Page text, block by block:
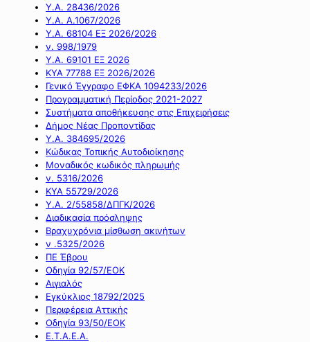
Υ.Α. 28436/2026
Υ.Α. Α.1067/2026
Υ.Α. 68104 ΕΞ 2026/2026
ν. 998/1979
Υ.Α. 69101 ΕΞ 2026
ΚΥΑ 77788 ΕΞ 2026/2026
Γενικό Έγγραφο ΕΦΚΑ 1094233/2026
Προγραμματική Περίοδος 2021-2027
Συστήματα αποθήκευσης στις Επιχειρήσεις
Δήμος Νέας Προποντίδας
Υ.Α. 384695/2026
Κώδικας Τοπικής Αυτοδιοίκησης
Μοναδικός κωδικός πληρωμής
ν. 5316/2026
ΚΥΑ 55729/2026
Υ.Α. 2/55858/ΔΠΓΚ/2026
Διαδικασία πρόσληψης
Βραχυχρόνια μίσθωση ακινήτων
ν .5325/2026
ΠΕ Έβρου
Οδηγία 92/57/ΕΟΚ
Αιγιαλός
Εγκύκλιος 18792/2025
Περιφέρεια Αττικής
Οδηγία 93/50/ΕΟΚ
Ε.Τ.Α.Ε.Α.